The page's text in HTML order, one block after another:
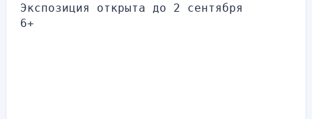
Экспозиция открыта до 2 сентября
6+